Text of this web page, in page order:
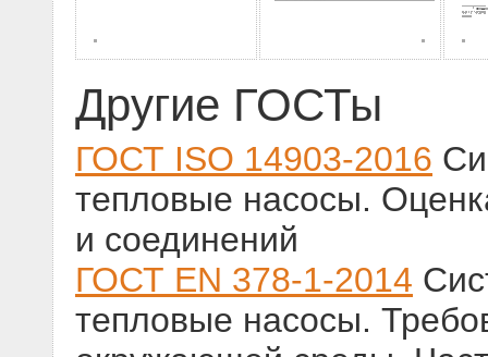
Другие ГОСТы
ГОСТ ISO 14903-2016
тепловые насосы.
и соединений
ГОСТ EN 378-1-2014
тепловые насосы.